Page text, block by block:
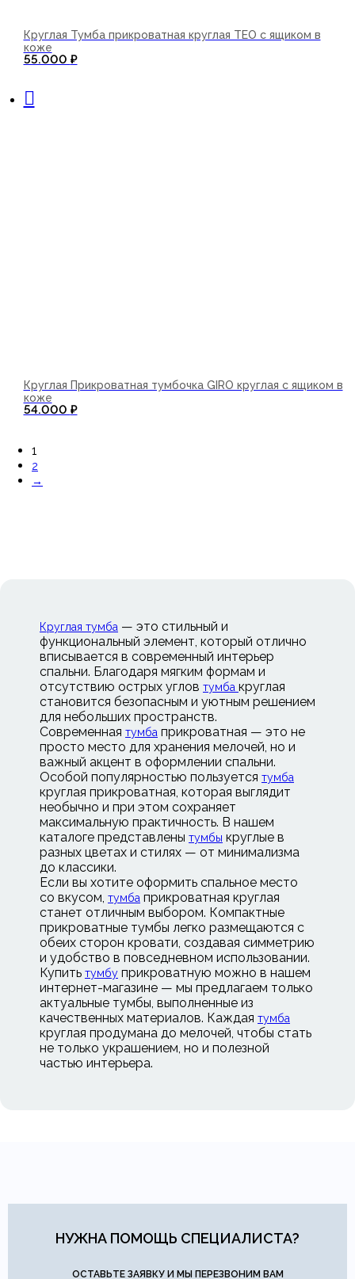
Круглая Тумба прикроватная круглая TEO с ящиком в
коже
55.000 ₽
Круглая Прикроватная тумбочка GIRO круглая с ящиком в
коже
54.000 ₽
1
2
→
Круглая тумба — это стильный и
функциональный элемент, который отлично
вписывается в современный интерьер
спальни. Благодаря мягким формам и
отсутствию острых углов тумба круглая
становится безопасным и уютным решением
для небольших пространств.
Современная тумба прикроватная — это не
просто место для хранения мелочей, но и
важный акцент в оформлении спальни.
Особой популярностью пользуется тумба
круглая прикроватная, которая выглядит
необычно и при этом сохраняет
максимальную практичность. В нашем
каталоге представлены тумбы круглые в
разных цветах и стилях — от минимализма
до классики.
Если вы хотите оформить спальное место
со вкусом, тумба прикроватная круглая
станет отличным выбором. Компактные
прикроватные тумбы легко размещаются с
обеих сторон кровати, создавая симметрию
и удобство в повседневном использовании.
Купить тумбу прикроватную можно в нашем
интернет-магазине — мы предлагаем только
актуальные тумбы, выполненные из
качественных материалов. Каждая тумба
круглая продумана до мелочей, чтобы стать
не только украшением, но и полезной
частью интерьера.
НУЖНА ПОМОЩЬ СПЕЦИАЛИСТА?
ОСТАВЬТЕ ЗАЯВКУ И МЫ ПЕРЕЗВОНИМ ВАМ